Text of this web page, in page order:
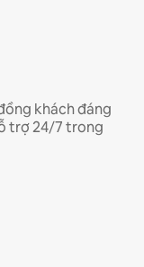
khách đáng
trợ 24/7 trong